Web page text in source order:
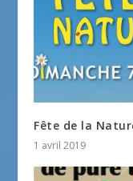
Fête de la
1 avril 2019